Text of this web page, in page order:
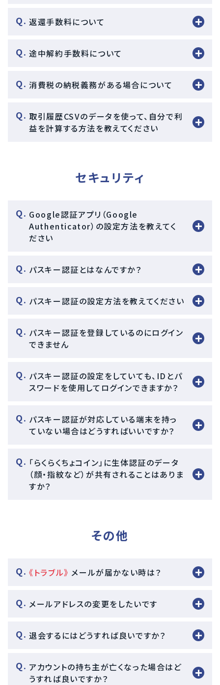
返還手数料について
途中解約手数料について
消費税の納税義務がある場合について
取引履歴CSVのデータを使って、自分で利
益を計算する方法を教えてください
セキュリティ
Google認証アプリ（Google
Authenticator）の設定方法を教えてく
ださい
パスキー認証とはなんですか？
パスキー認証の設定方法を教えてください
パスキー認証を登録しているのにログイン
できません
パスキー認証の設定をしていても、IDとパ
スワードを使用してログインできますか？
パスキー認証が対応している端末を持っ
ていない場合はどうすればいいですか？
「らくらくちょコイン」に生体認証のデータ
（顔・指紋など）が共有されることはありま
すか？
その他
《トラブル》 メールが届かない時は？
メールアドレスの変更をしたいです
退会するにはどうすれば良いですか？
アカウントの持ち主が亡くなった場合はど
うすれば良いですか？